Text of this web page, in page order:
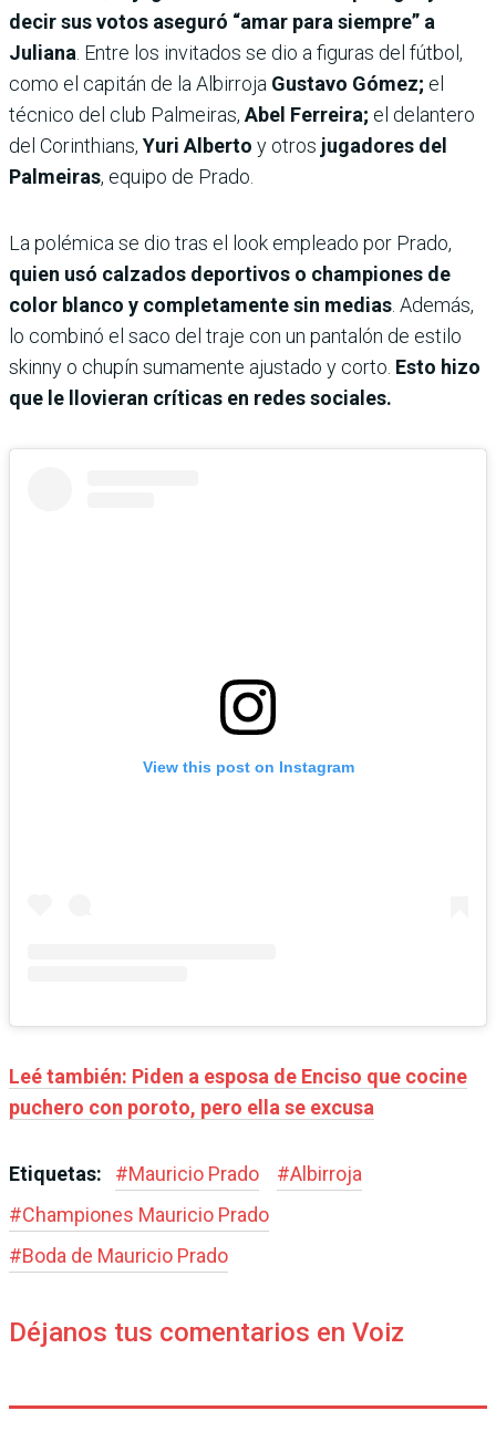
decir sus votos aseguró “amar para siempre” a
Juliana. Entre los invitados se dio a figuras del fútbol,
como el capitán de la Albirroja Gustavo Gómez; el
técnico del club Palmeiras, Abel Ferreira; el delantero
del Corinthians, Yuri Alberto y otros jugadores del
Palmeiras, equipo de Prado.
La polémica se dio tras el look empleado por Prado,
quien usó calzados deportivos o championes de
color blanco y completamente sin medias. Además,
lo combinó el saco del traje con un pantalón de estilo
skinny o chupín sumamente ajustado y corto. Esto hizo
que le llovieran críticas en redes sociales.
View this post on Instagram
Leé también: Piden a esposa de Enciso que cocine
puchero con poroto, pero ella se excusa
Etiquetas: #Mauricio Prado #Albirroja
#Championes Mauricio Prado
#Boda de Mauricio Prado
Déjanos tus comentarios en Voiz